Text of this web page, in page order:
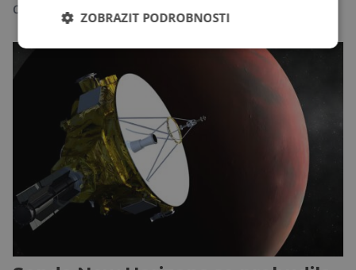
dějinách lidstva obdoby. Avšak, zatímco většina
generování obrázků nebo automatizaci práce,
bezpečnostní experti upozorňují na mnohem
méně nápadné riziko. Podle některých
odborníků by už během příštích dvou let mohly
pokročilé systémy AI výrazně usnadnit
kybernetické útoky […]
ZOBRAZIT PODROBNOSTI